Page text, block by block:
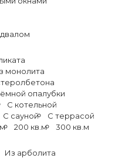
монолита
опалубки
С котельной
С сауной
С террасой
200 кв.м 300 кв.м
Из арболита